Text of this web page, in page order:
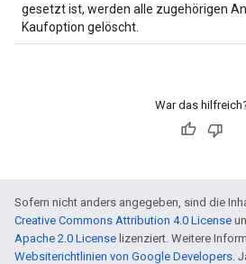
gesetzt ist, werden alle zugehörigen
Kaufoption gelöscht.
War das
Sofern nicht anders angegeben, sind die
Creative Commons Attribution 4.0 License
Apache 2.0 License lizenziert. Weitere
Websiterichtlinien von Google Developers.